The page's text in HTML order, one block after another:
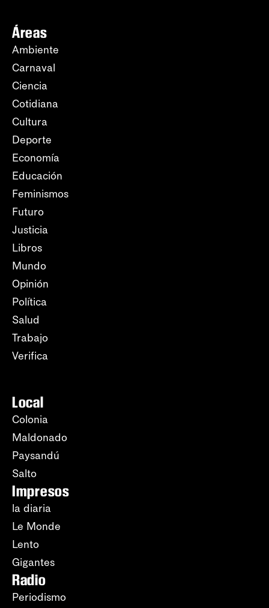
Áreas
Ambiente
Carnaval
Ciencia
Cotidiana
Cultura
Deporte
Economía
Educación
Feminismos
Futuro
Justicia
Libros
Mundo
Opinión
Política
Salud
Trabajo
Verifica
Local
Colonia
Maldonado
Paysandú
Salto
Impresos
la diaria
Le Monde
Lento
Gigantes
Radio
Periodismo